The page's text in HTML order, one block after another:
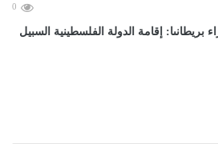
0
إقامة الدولة الفلسطينية السبيل